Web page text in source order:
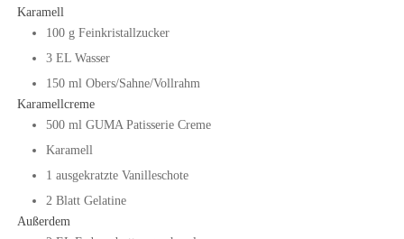
Karamell
100 g Feinkristallzucker
3 EL Wasser
150 ml Obers/Sahne/Vollrahm
Karamellcreme
500 ml GUMA Patisserie Creme
Karamell
1 ausgekratzte Vanilleschote
2 Blatt Gelatine
Außerdem